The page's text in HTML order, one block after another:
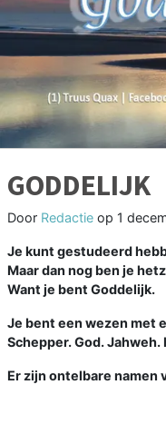
GODDELIJK
Door Redactie op 1
Je kunt gestudeerd
Maar dan nog ben je
Want je bent Goddelijk.
Je bent een wezen met
Schepper. God. Jahweh.
Er zijn ontelbare namen